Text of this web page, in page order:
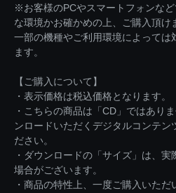
※お客様のPCやスマートフォンな
な環境かお確かめの上、ご購入頂け
一部の機種やご利用環境によっては
ます。
【ご購入について】
・表示価格は税込価格となります。
・こちらの商品は「CD」ではあり
ンロードいただくデジタルコンテン
ださい。
・ダウンロードの「サイズ」は、
場合がございます。
・商品の特性上、一度ご購入いた